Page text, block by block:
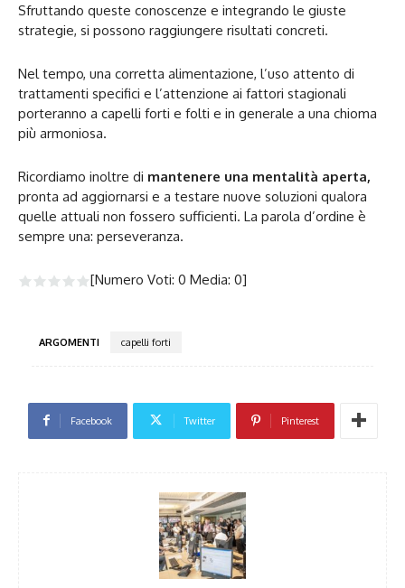
Sfruttando queste conoscenze e integrando le giuste
strategie, si possono raggiungere risultati concreti.
Nel tempo, una corretta alimentazione, l’uso attento di
trattamenti specifici e l’attenzione ai fattori stagionali
porteranno a capelli forti e folti e in generale a una chioma
più armoniosa.
Ricordiamo inoltre di mantenere una mentalità aperta,
pronta ad aggiornarsi e a testare nuove soluzioni qualora
quelle attuali non fossero sufficienti. La parola d’ordine è
sempre una: perseveranza.
[Numero Voti: 0 Media: 0]
ARGOMENTI capelli forti
Facebook Twitter Pinterest